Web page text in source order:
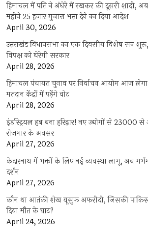
हिमाचल में पति ने अंधेरे में रखकर की दूसरी शादी, अब
महीने 25 हजार गुजारा भत्ता देने का दिया आदेश
April 30, 2026
उत्तराखंड विधानसभा का एक दिवसीय विशेष सत्र
विपक्ष को घेरेगी सरकार
April 28, 2026
हिमाचल पंचायत चुनाव पर निर्वाचन आयोग आज
मतदान केंद्रों में पड़ेंगे वोट
April 28, 2026
इंडस्ट्रियल हब बना हरिद्वार! नए उद्योगों से
रोजगार के अवसर
April 27, 2026
केदारनाथ में भक्तों के लिए नई व्यवस्था लागू, अब
दर्शन
April 27, 2026
कौन था आतंकी शेख यूसुफ अफरीदी, जिसकी
दिया मौत के घाट?
April 24, 2026